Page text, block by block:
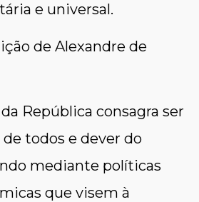
e universal.
de Alexandre de
República consagra ser
todos e dever do
mediante políticas
que visem à